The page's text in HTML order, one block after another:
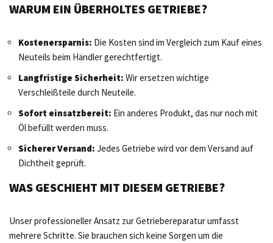
WARUM EIN ÜBERHOLTES GETRIEBE?
Kostenersparnis: Die Kosten sind im Vergleich zum Kauf eines
Neuteils beim Händler gerechtfertigt.
Langfristige Sicherheit: Wir ersetzen wichtige
Verschleißteile durch Neuteile.
Sofort einsatzbereit: Ein anderes Produkt, das nur noch mit
Öl befüllt werden muss.
Sicherer Versand: Jedes Getriebe wird vor dem Versand auf
Dichtheit geprüft.
WAS GESCHIEHT MIT DIESEM GETRIEBE?
Unser professioneller Ansatz zur Getriebereparatur umfasst
mehrere Schritte. Sie brauchen sich keine Sorgen um die